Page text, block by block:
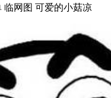
临网图 可爱的小菇凉